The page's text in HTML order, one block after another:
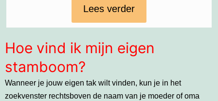
Lees verder
Hoe vind ik mijn eigen
stamboom?
Wanneer je jouw eigen tak wilt vinden, kun je in het
zoekvenster rechtsboven de naam van je moeder of oma